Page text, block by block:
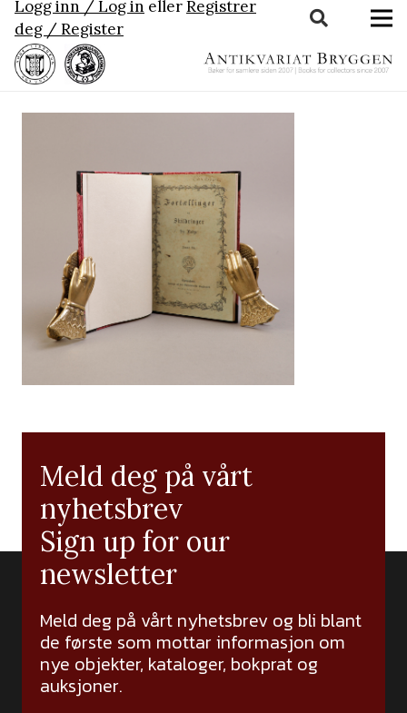
Logg inn / Log in ellerRegistrer
deg / Register
Meld deg på vårt
nyhetsbrev
Sign up for our
newsletter
Meld deg på vårt nyhetsbrev og bli blant
de første som mottar informasjon om
nye objekter, kataloger, bokprat og
auksjoner.